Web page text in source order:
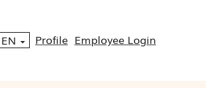
EN Profile Employee Login